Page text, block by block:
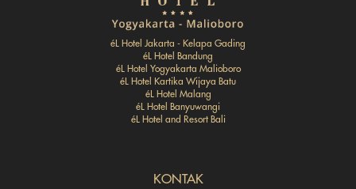
éL Hotel Jakarta - Kelapa Gading
éL Hotel Bandung
éL Hotel Yogyakarta Malioboro
éL Hotel Kartika Wijaya Batu
éL Hotel Malang
éL Hotel Banyuwangi
éL Hotel and Resort Bali
KONTAK